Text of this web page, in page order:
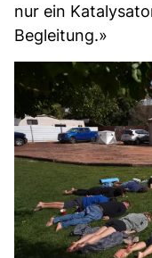
nur ein
Begleitung.»